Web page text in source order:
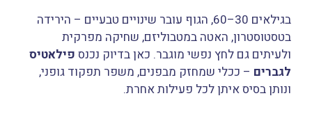
בגילאים 30–60, הגוף עובר שינויים טבעיים – הירידה
בטסטוסטרון, האטה במטבוליזם, שחיקה מפרקית
ולעיתים גם לחץ נפשי מוגבר. כאן בדיוק נכנס פילאטיס
לגברים – ככלי שמחזק מבפנים, משפר תפקוד גופני,
ונותן בסיס איתן לכל פעילות אחרת.